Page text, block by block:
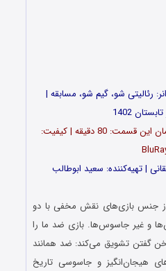
رئالیتی شو، گیم شو، مسابقه |
1402
تعداد قسمت‌ها: 15 | مدت زمان این قسمت: 80 دقیقه | کیفیت:
| تهیه‌کننده: سعید ابوطالب
جنس بازی‌های نقش مخفی با دو
و غیر جاسوس‌ها. بازی ضد ما را
گفتن تشویق می‌کند: ضد همانند
هیجان‌انگیز و جاسوسی تاریخ